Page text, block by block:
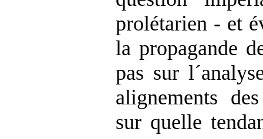
prolétarien - et
la propagande
pas sur
alignements
sur quelle